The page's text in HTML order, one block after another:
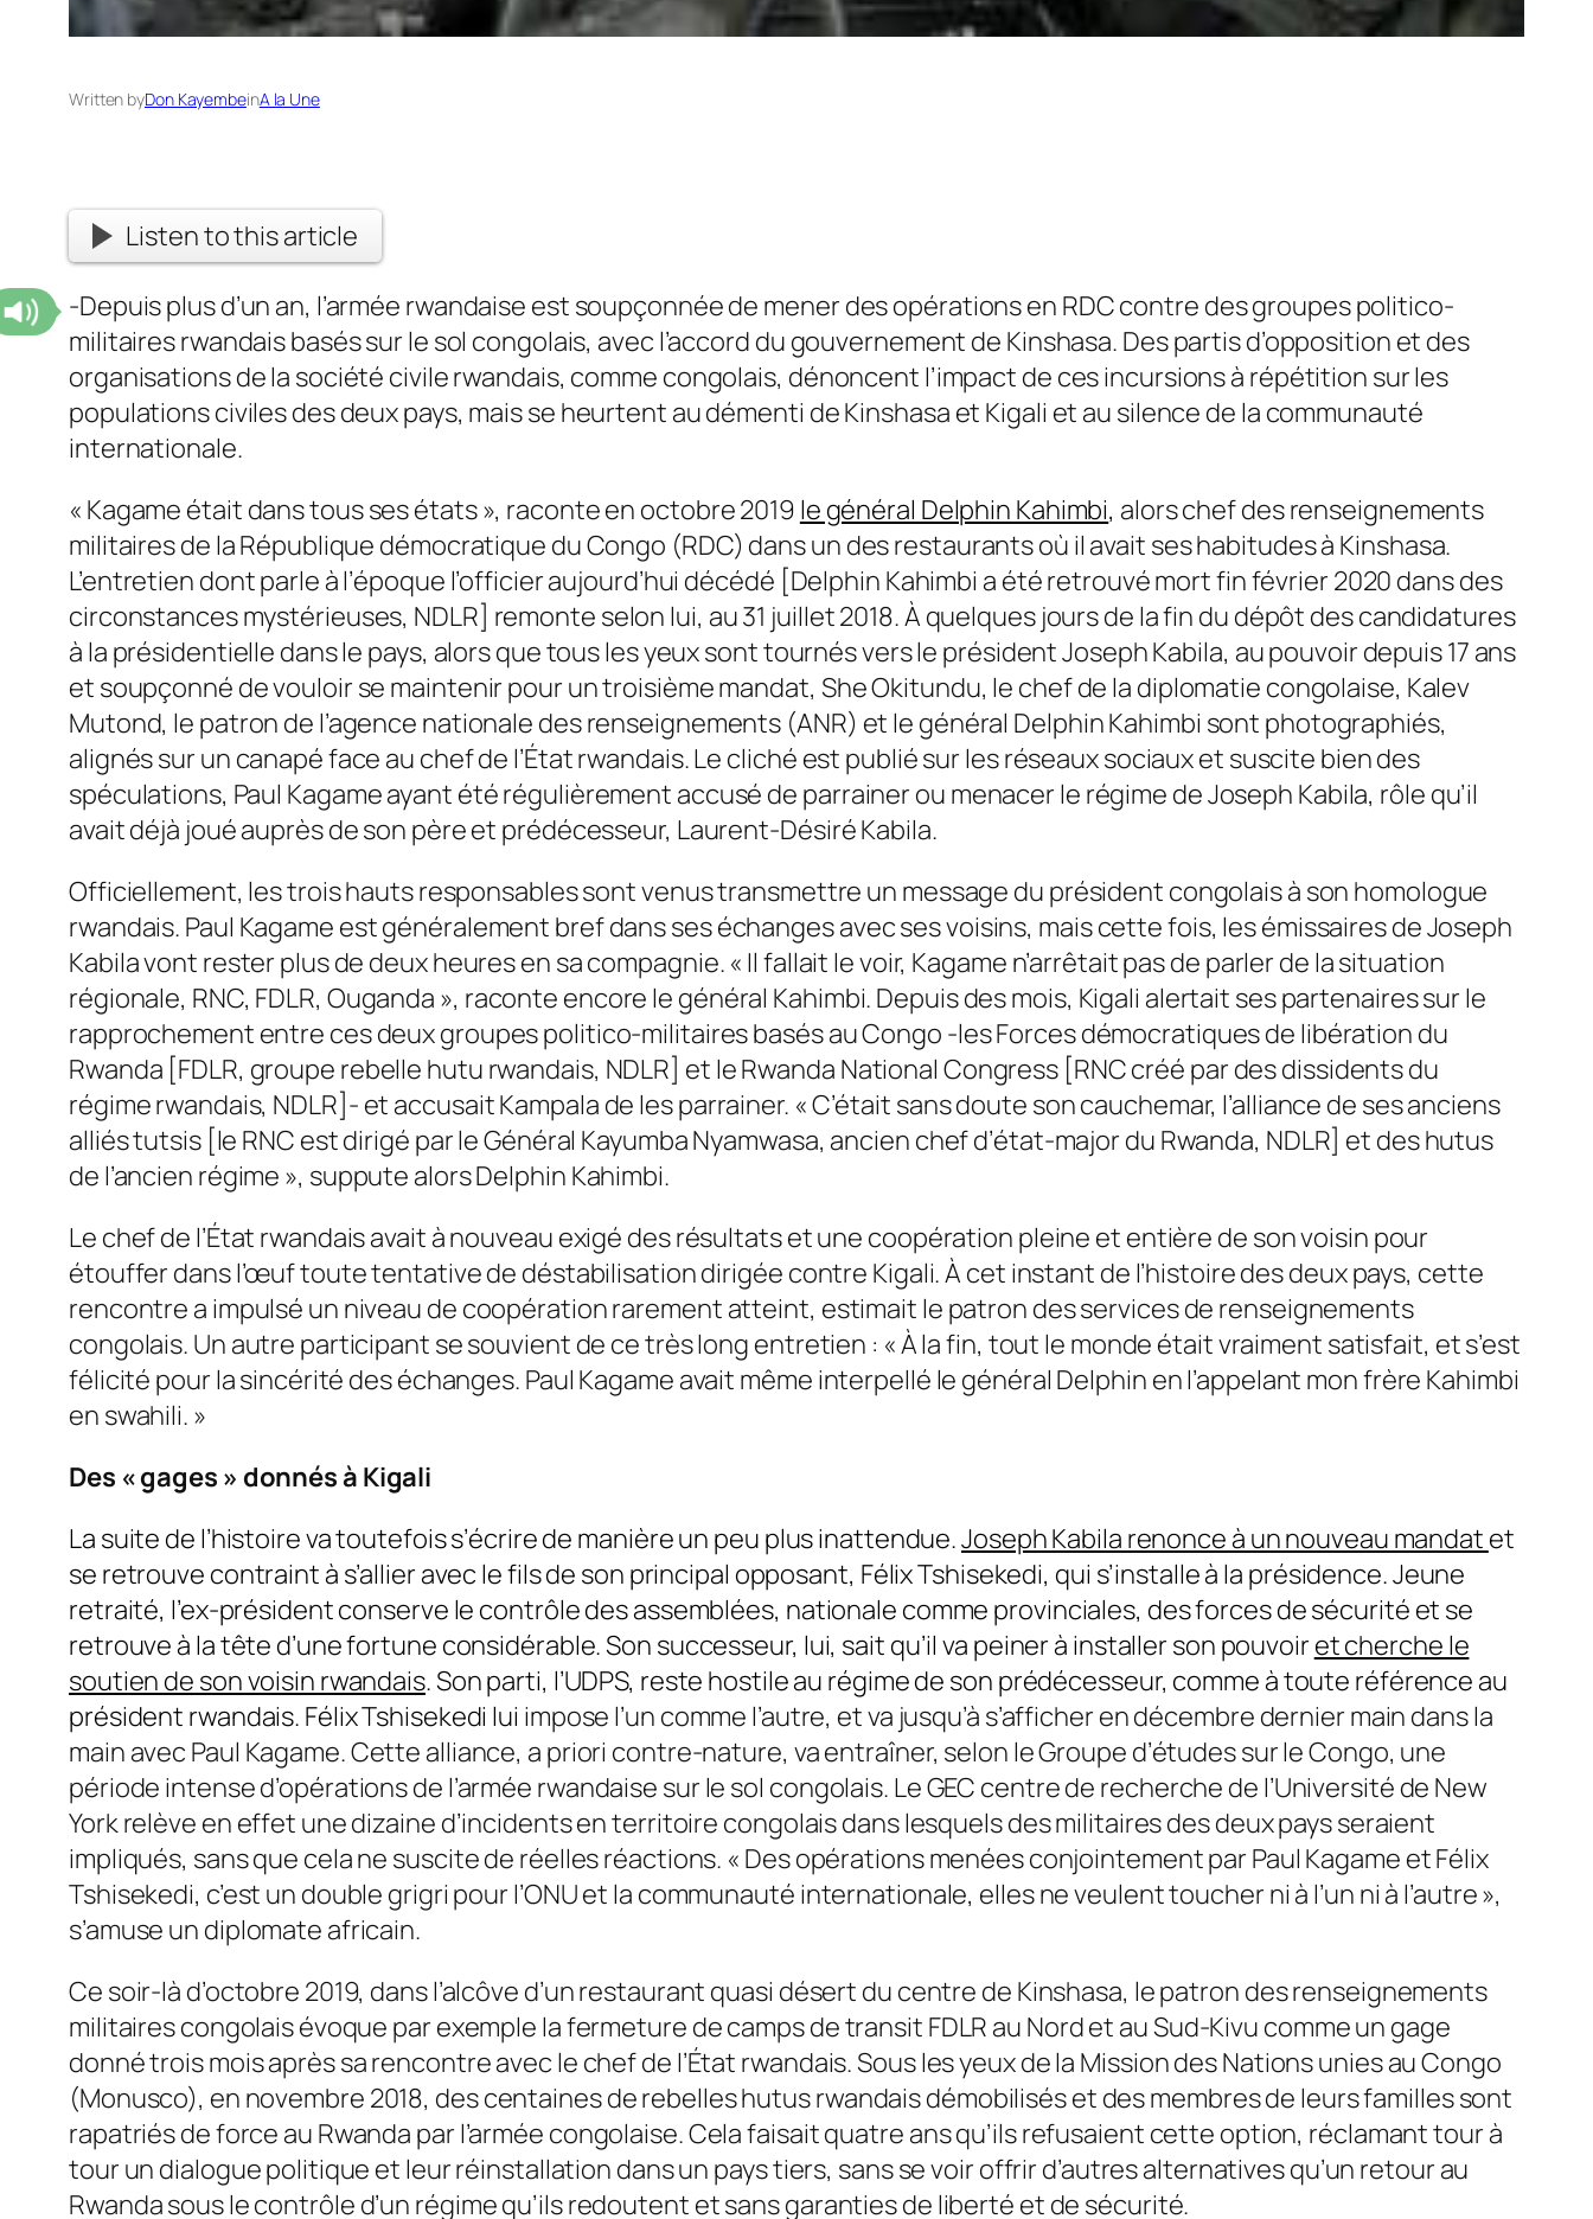
Written byDon KayembeinA la Une
Listen to this article
-Depuis plus d’un an, l’armée rwandaise est soupçonnée de mener des opérations en RDC contre des groupes politico-
militaires rwandais basés sur le sol congolais, avec l’accord du gouvernement de Kinshasa. Des partis d’opposition et des
organisations de la société civile rwandais, comme congolais, dénoncent l’impact de ces incursions à répétition sur les
populations civiles des deux pays, mais se heurtent au démenti de Kinshasa et Kigali et au silence de la communauté
internationale.
« Kagame était dans tous ses états», raconte en octobre 2019 le général Delphin Kahimbi, alors chef des renseignements
militaires de la République démocratique du Congo (RDC) dans un des restaurants où il avait ses habitudes à Kinshasa.
L’entretien dont parle à l’époque l’officier aujourd’hui décédé [Delphin Kahimbi a été retrouvé mort fin février 2020 dans des
circonstances mystérieuses, NDLR] remonte selon lui, au 31 juillet 2018. À quelques jours de la fin du dépôt des candidatures
à la présidentielle dans le pays, alors que tous les yeux sont tournés vers le président Joseph Kabila, au pouvoir depuis 17 ans
et soupçonné de vouloir se maintenir pour un troisième mandat, She Okitundu, le chef de la diplomatie congolaise, Kalev
Mutond, le patron de l’agence nationale des renseignements (ANR) et le général Delphin Kahimbi sont photographiés,
alignés sur un canapé face au chef de l’État rwandais. Le cliché est publié sur les réseaux sociaux et suscite bien des
spéculations, Paul Kagame ayant été régulièrement accusé de parrainer ou menacer le régime de Joseph Kabila, rôle qu’il
avait déjà joué auprès de son père et prédécesseur, Laurent-Désiré Kabila.
Officiellement, les trois hauts responsables sont venus transmettre un message du président congolais à son homologue
rwandais. Paul Kagame est généralement bref dans ses échanges avec ses voisins, mais cette fois, les émissaires de Joseph
Kabila vont rester plus de deux heures en sa compagnie. « Il fallait le voir, Kagame n’arrêtait pas de parler de la situation
régionale, RNC, FDLR, Ouganda », raconte encore le général Kahimbi. Depuis des mois, Kigali alertait ses partenaires sur le
rapprochement entre ces deux groupes politico-militaires basés au Congo -les Forces démocratiques de libération du
Rwanda [FDLR, groupe rebelle hutu rwandais, NDLR] et le Rwanda National Congress [RNC créé par des dissidents du
régime rwandais, NDLR]- et accusait Kampala de les parrainer. «C’était sans doute son cauchemar, l’alliance de ses anciens
alliés tutsis [le RNC est dirigé par le Général Kayumba Nyamwasa, ancien chef d’état-major du Rwanda, NDLR] et des hutus
de l’ancien régime », suppute alors Delphin Kahimbi.
Le chef de l’État rwandais avait à nouveau exigé des résultats et une coopération pleine et entière de son voisin pour
étouffer dans l’œuf toute tentative de déstabilisation dirigée contre Kigali. À cet instant de l’histoire des deux pays, cette
rencontre a impulsé un niveau de coopération rarement atteint, estimait le patron des services de renseignements
congolais. Un autre participant se souvient de ce très long entretien : «À la fin, tout le monde était vraiment satisfait, et s’est
félicité pour la sincérité des échanges. Paul Kagame avait même interpellé le général Delphin en l’appelant mon frère Kahimbi
en swahili. »
Des «gages » donnés à Kigali
La suite de l’histoire va toutefois s’écrire de manière un peu plus inattendue.Joseph Kabila renonce à un nouveau mandat et
se retrouve contraint à s’allier avec le fils de son principal opposant, Félix Tshisekedi, qui s’installe à la présidence. Jeune
retraité, l’ex-président conserve le contrôle des assemblées, nationale comme provinciales, des forces de sécurité et se
retrouve à la tête d’une fortune considérable. Son successeur, lui, sait qu’il va peiner à installer son pouvoiret cherche le
soutien de son voisin rwandais. Son parti, l’UDPS, reste hostile au régime de son prédécesseur, comme à toute référence au
président rwandais. Félix Tshisekedi lui impose l’un comme l’autre, et va jusqu’à s’afficher en décembre dernier main dans la
main avec Paul Kagame. Cette alliance, a priori contre-nature, va entraîner, selon le Groupe d’études sur le Congo, une
période intense d’opérations de l’armée rwandaise sur le sol congolais. Le GEC centre de recherche de l’Université de New
York relève en effet une dizaine d’incidents en territoire congolais dans lesquels des militaires des deux pays seraient
impliqués, sans que cela ne suscite de réelles réactions. « Des opérations menées conjointement par Paul Kagame et Félix
Tshisekedi, c’est un double grigri pour l’ONU et la communauté internationale, elles ne veulent toucher ni à l’un ni à l’autre»,
s’amuse un diplomate africain.
Ce soir-là d’octobre 2019, dans l’alcôve d’un restaurant quasi désert du centre de Kinshasa, le patron des renseignements
militaires congolais évoque par exemple la fermeture de camps de transit FDLR au Nord et au Sud-Kivu comme un gage
donné trois mois après sa rencontre avec le chef de l’État rwandais. Sous les yeux de la Mission des Nations unies au Congo
(Monusco), en novembre 2018, des centaines de rebelles hutus rwandais démobilisés et des membres de leurs familles sont
rapatriés de force au Rwanda par l’armée congolaise. Cela faisait quatre ans qu’ils refusaient cette option, réclamant tour à
tour un dialogue politique et leur réinstallation dans un pays tiers, sans se voir offrir d’autres alternatives qu’un retour au
Rwanda sous le contrôle d’un régime qu’ils redoutent et sans garanties de liberté et de sécurité.